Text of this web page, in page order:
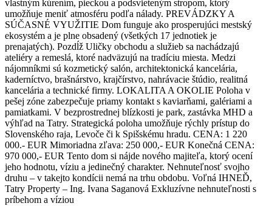
vlastným kúrením, pieckou a podsvieteným stropom, ktorý
umožňuje meniť atmosféru podľa nálady. PREVÁDZKY A
SÚČASNÉ VYUŽITIE Dom funguje ako prosperujúci mestský
ekosystém a je plne obsadený (všetkých 17 jednotiek je
prenajatých). Pozdĺž Uličky obchodu a služieb sa nachádzajú
ateliéry a remeslá, ktoré nadväzujú na tradíciu miesta. Medzi
nájomníkmi sú kozmetický salón, architektonická kancelária,
kaderníctvo, brašnárstvo, krajčírstvo, nahrávacie štúdio, realitná
kancelária a technické firmy. LOKALITA A OKOLIE Poloha v
pešej zóne zabezpečuje priamy kontakt s kaviarňami, galériami a
pamiatkami. V bezprostrednej blízkosti je park, zastávka MHD a
výhľad na Tatry. Strategická poloha umožňuje rýchly prístup do
Slovenského raja, Levoče či k Spišskému hradu. CENA: 1 220
000.- EUR Mimoriadna zľava: 250 000,- EUR Konečná CENA:
970 000,- EUR Tento dom si nájde nového majiteľa, ktorý ocení
jeho hodnotu, víziu a jedinečný charakter. Nehnuteľnosť svojho
druhu – v takejto kondícii nemá na trhu obdobu. Voľná IHNEĎ,
Tatry Property – Ing. Ivana Saganová Exkluzívne nehnuteľnosti s
príbehom a víziou